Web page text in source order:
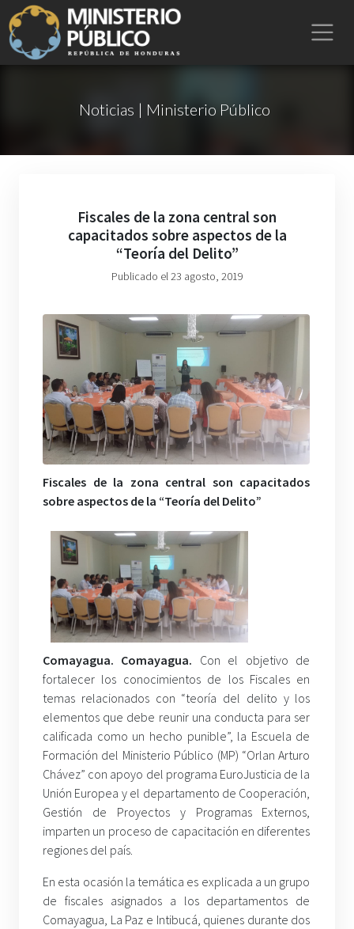
Noticias | Ministerio Público
Fiscales de la zona central son
capacitados sobre aspectos de la
“Teoría del Delito”
Publicado el 23 agosto, 2019
Fiscales de la zona central son capacitados
sobre aspectos de la “Teoría del Delito”
Comayagua. Comayagua. Con el objetivo de
fortalecer los conocimientos de los Fiscales en
temas relacionados con “teoría del delito y los
elementos que debe reunir una conducta para ser
calificada como un hecho punible”, la Escuela de
Formación del Ministerio Público (MP) “Orlan Arturo
Chávez” con apoyo del programa EuroJusticia de la
Unión Europea y el departamento de Cooperación,
Gestión de Proyectos y Programas Externos,
imparten un proceso de capacitación en diferentes
regiones del país.
En esta ocasión la temática es explicada a un grupo
de fiscales asignados a los departamentos de
Comayagua, La Paz e Intibucá, quienes durante dos